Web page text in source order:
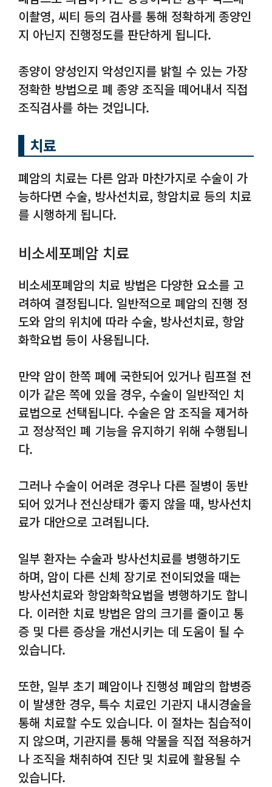
이촬영, 씨티 등의 검사를 통해 정확하게 종양인
지 아닌지 진행정도를 판단하게 됩니다.
종양이 양성인지 악성인지를 밝힐 수 있는 가장
정확한 방법으로 폐 종양 조직을 떼어내서 직접
조직검사를 하는 것입니다.
치료
폐암의 치료는 다른 암과 마찬가지로 수술이 가
능하다면 수술, 방사선치료, 항암치료 등의 치료
를 시행하게 됩니다.
비소세포폐암 치료
비소세포폐암의 치료 방법은 다양한 요소를 고
려하여 결정됩니다. 일반적으로 폐암의 진행 정
도와 암의 위치에 따라 수술, 방사선치료, 항암
화학요법 등이 사용됩니다.
만약 암이 한쪽 폐에 국한되어 있거나 림프절 전
이가 같은 쪽에 있을 경우, 수술이 일반적인 치
료법으로 선택됩니다. 수술은 암 조직을 제거하
고 정상적인 폐 기능을 유지하기 위해 수행됩니
다.
그러나 수술이 어려운 경우나 다른 질병이 동반
되어 있거나 전신상태가 좋지 않을 때, 방사선치
료가 대안으로 고려됩니다.
일부 환자는 수술과 방사선치료를 병행하기도
하며, 암이 다른 신체 장기로 전이되었을 때는
방사선치료와 항암화학요법을 병행하기도 합니
다. 이러한 치료 방법은 암의 크기를 줄이고 통
증 및 다른 증상을 개선시키는 데 도움이 될 수
있습니다.
또한, 일부 초기 폐암이나 진행성 폐암의 합병증
이 발생한 경우, 특수 치료인 기관지 내시경술을
통해 치료할 수도 있습니다. 이 절차는 침습적이
지 않으며, 기관지를 통해 약물을 직접 적용하거
나 조직을 채취하여 진단 및 치료에 활용될 수
있습니다.